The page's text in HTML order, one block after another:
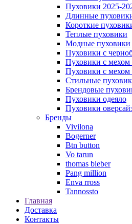
Пуховики 2025-
Длинные
Короткие
Теплые пуховики
Модные пуховики
Пуховики с
Пуховики с мехом
Пуховики с мехом
Стильные
Брендовые
Пуховики одеяло
Пуховики
Бренды
Vivilona
Bogerner
Btn button
Vo tarun
thomas bieber
Pang million
Enva rross
Tannossto
Главная
Доставка
Контакты